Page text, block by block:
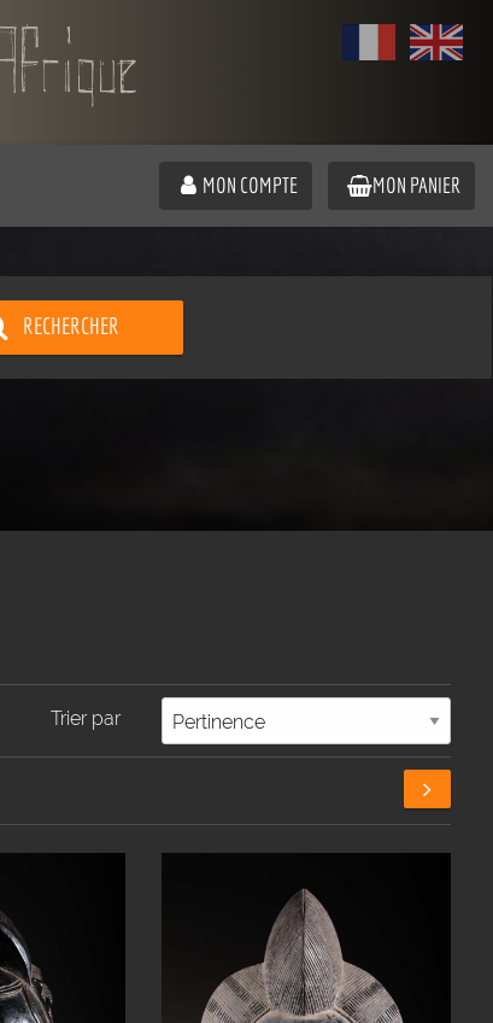
MON COMPTE MON PANIER
RECHERCHER
Trier par